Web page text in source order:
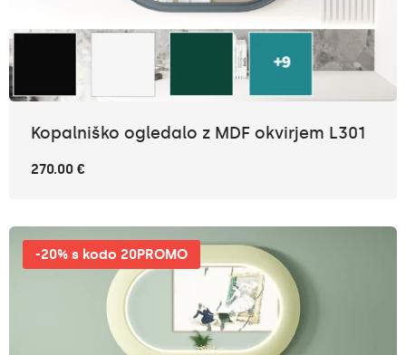
Kopalniško ogledalo z MDF okvirjem L301
270.00 €
-20% s kodo 20PROMO